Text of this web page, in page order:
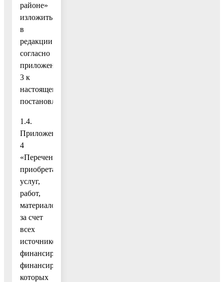
районе»
изложить
в
редакции
согласно
приложению
3 к
настоящему
постановлению;
1.4.
Приложение
4
«Перечень
приобретаемых
услуг,
работ,
материалов
за счет
всех
источников
финансирования,
финансирование
которых